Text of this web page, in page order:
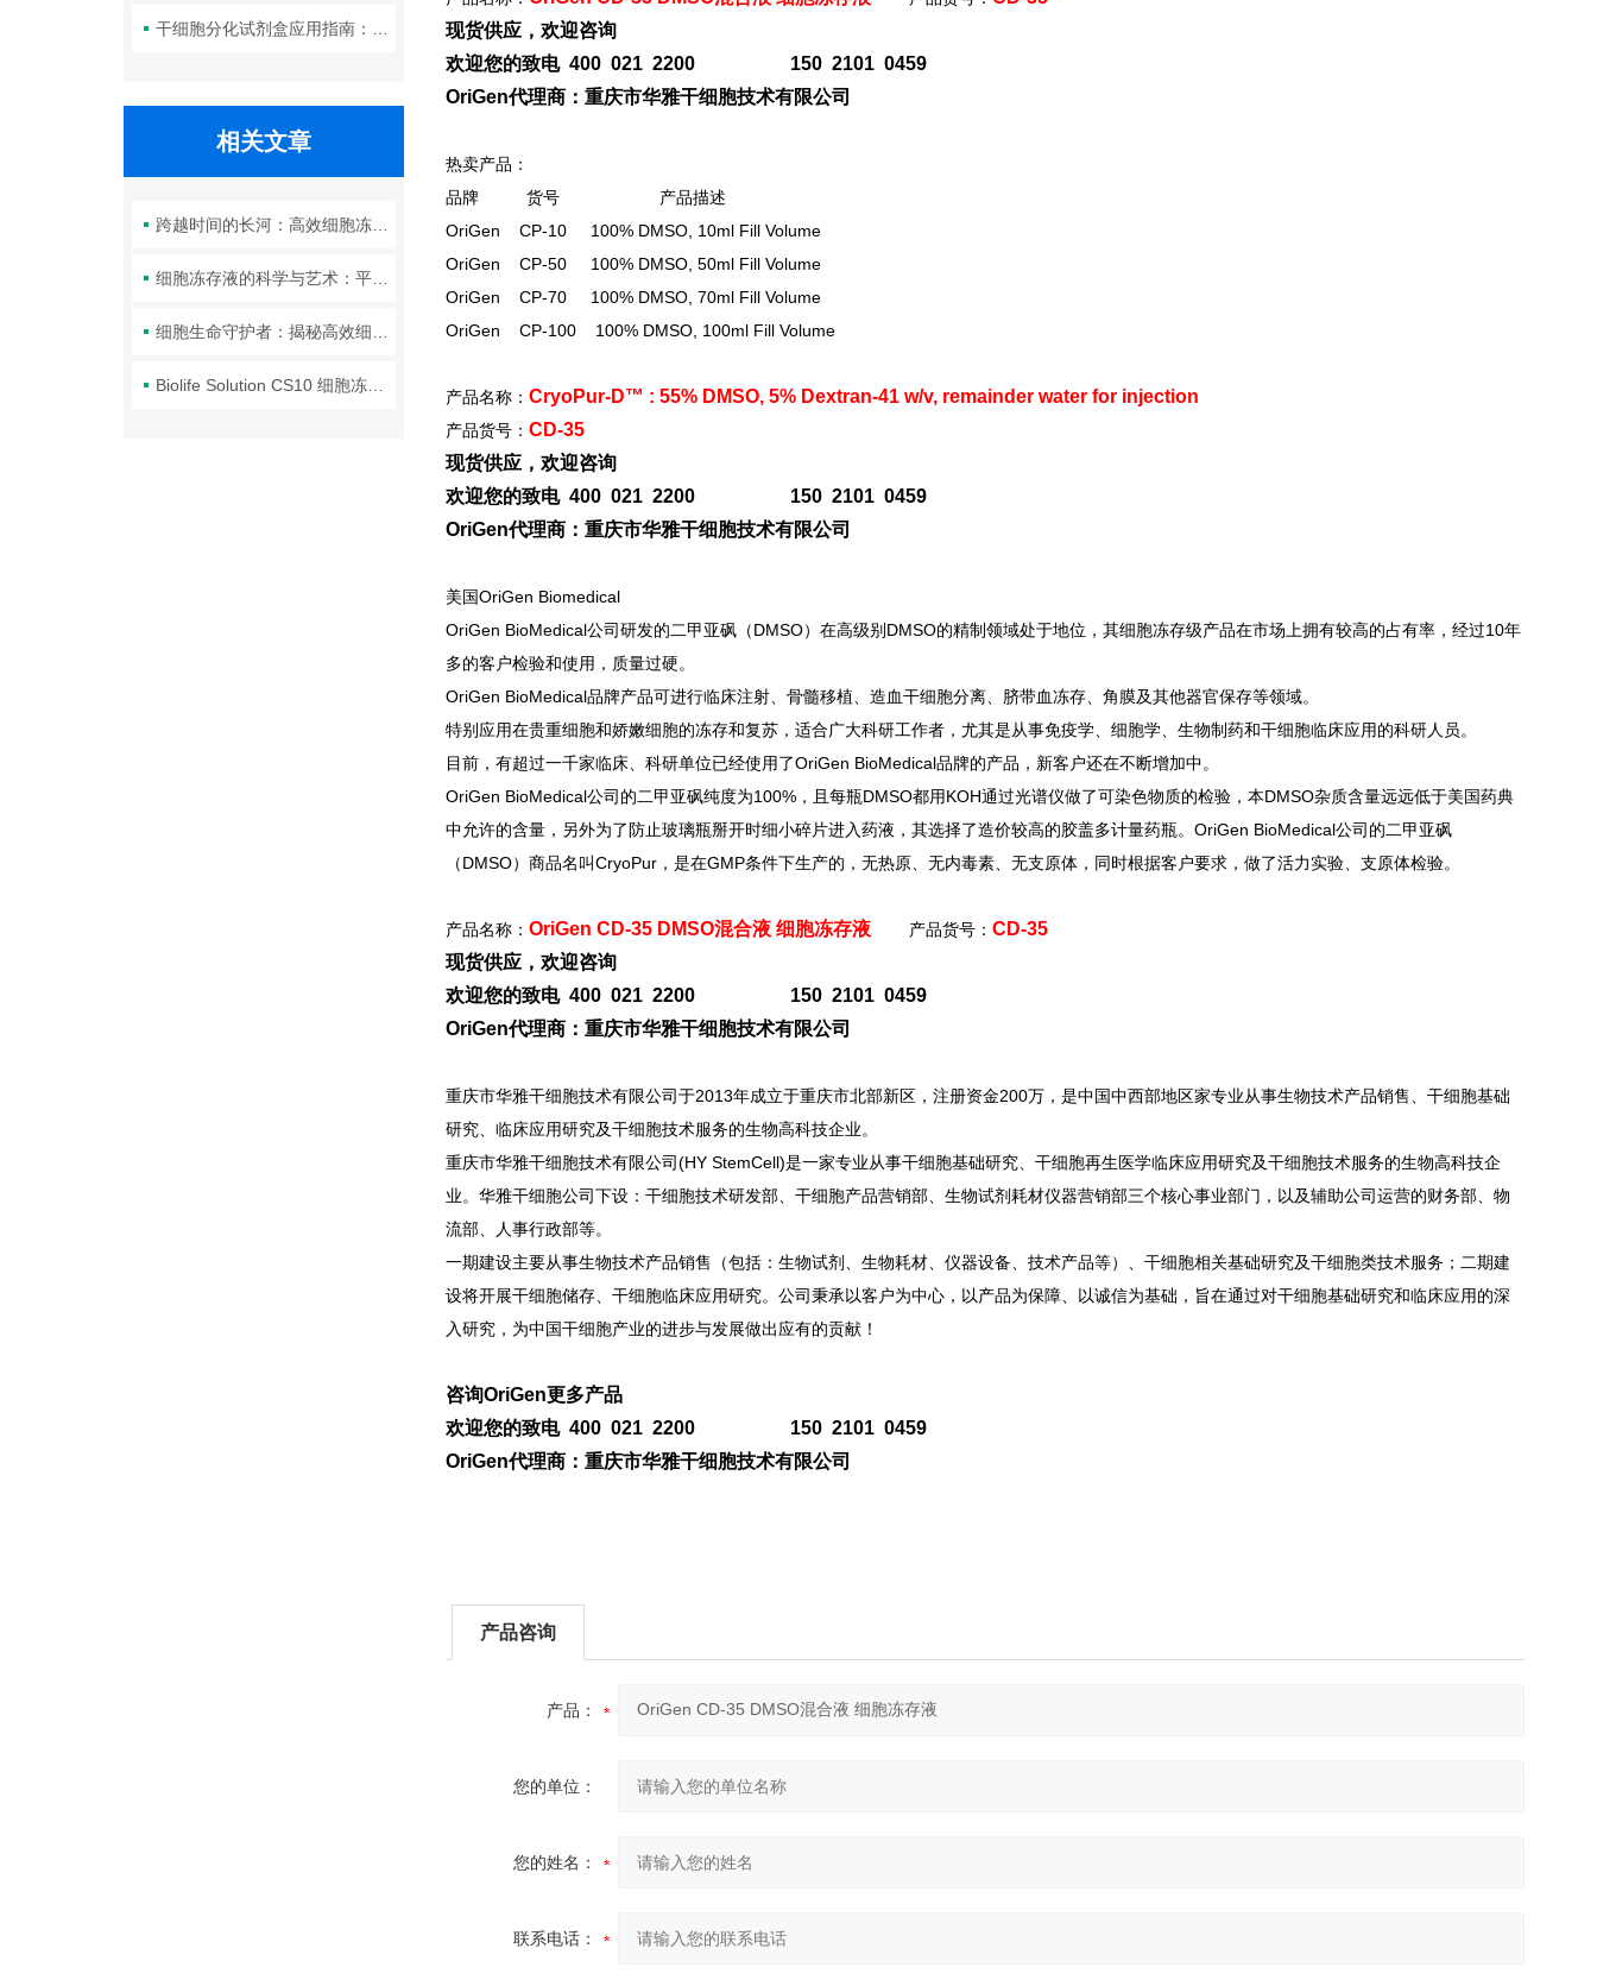
相关文章
现货供应，欢迎咨询
欢迎您的致电 400 021 2200 150 2101 0459
OriGen代理商：重庆市华雅干细胞技术有限公司
热卖产品：
品牌 货号 产品描述
OriGen CP-10 100% DMSO, 10ml Fill Volume
OriGen CP-50 100% DMSO, 50ml Fill Volume
OriGen CP-70 100% DMSO, 70ml Fill Volume
OriGen CP-100 100% DMSO, 100ml Fill Volume
产品名称：CryoPur-D™ : 55% DMSO, 5% Dextran-41 w/v, remainder water for injection
产品货号：CD-35
现货供应，欢迎咨询
欢迎您的致电 400 021 2200 150 2101 0459
OriGen代理商：重庆市华雅干细胞技术有限公司
美国OriGen Biomedical
OriGen BioMedical公司研发的二甲亚砜（DMSO）在高级别DMSO的精制领域处于地位，其细胞冻存级产品在市场上拥有较高的占有率，经过10年
多的客户检验和使用，质量过硬。
OriGen BioMedical品牌产品可进行临床注射、骨髓移植、造血干细胞分离、脐带血冻存、角膜及其他器官保存等领域。
特别应用在贵重细胞和娇嫩细胞的冻存和复苏，适合广大科研工作者，尤其是从事免疫学、细胞学、生物制药和干细胞临床应用的科研人员。
目前，有超过一千家临床、科研单位已经使用了OriGen BioMedical品牌的产品，新客户还在不断增加中。
OriGen BioMedical公司的二甲亚砜纯度为100%，且每瓶DMSO都用KOH通过光谱仪做了可染色物质的检验，本DMSO杂质含量远远低于美国药典
中允许的含量，另外为了防止玻璃瓶掰开时细小碎片进入药液，其选择了造价较高的胶盖多计量药瓶。OriGen BioMedical公司的二甲亚砜
（DMSO）商品名叫CryoPur，是在GMP条件下生产的，无热原、无内毒素、无支原体，同时根据客户要求，做了活力实验、支原体检验。
产品名称：OriGen CD-35 DMSO混合液 细胞冻存液 产品货号：CD-35
现货供应，欢迎咨询
欢迎您的致电 400 021 2200 150 2101 0459
OriGen代理商：重庆市华雅干细胞技术有限公司
重庆市华雅干细胞技术有限公司于2013年成立于重庆市北部新区，注册资金200万，是中国中西部地区家专业从事生物技术产品销售、干细胞基础
研究、临床应用研究及干细胞技术服务的生物高科技企业。
重庆市华雅干细胞技术有限公司(HY StemCell)是一家专业从事干细胞基础研究、干细胞再生医学临床应用研究及干细胞技术服务的生物高科技企
业。华雅干细胞公司下设：干细胞技术研发部、干细胞产品营销部、生物试剂耗材仪器营销部三个核心事业部门，以及辅助公司运营的财务部、物
流部、人事行政部等。
一期建设主要从事生物技术产品销售（包括：生物试剂、生物耗材、仪器设备、技术产品等）、干细胞相关基础研究及干细胞类技术服务；二期建
设将开展干细胞储存、干细胞临床应用研究。公司秉承以客户为中心，以产品为保障、以诚信为基础，旨在通过对干细胞基础研究和临床应用的深
入研究，为中国干细胞产业的进步与发展做出应有的贡献！
咨询OriGen更多产品
欢迎您的致电 400 021 2200 150 2101 0459
OriGen代理商：重庆市华雅干细胞技术有限公司
产品咨询
产品：
您的单位：
您的姓名：
联系电话：